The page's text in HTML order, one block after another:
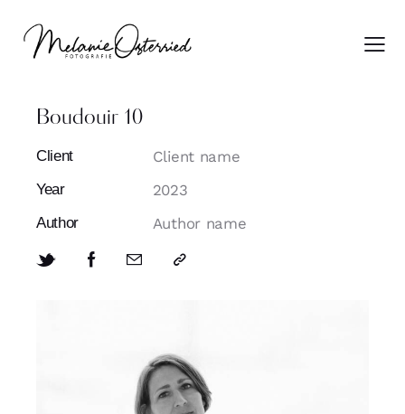
Boudouir 10
Client Client name
Year 2023
Author Author name